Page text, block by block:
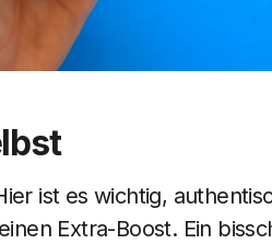
ist es wichtig,
Extra-Boost. Ein